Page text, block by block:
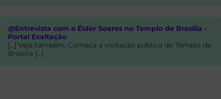
@Entrevista com o Élder Soares no Templo de Brasília -
Portal Exaltação
[…] Veja também: Começa a visitação pública do Templo de
Brasília […]